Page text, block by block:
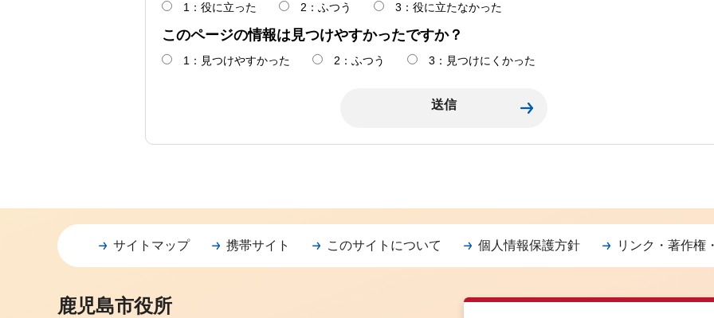
1：役に立った 2：ふつう 3：役に立たなかった
このページの情報は見つけやすかったですか？
1：見つけやすかった 2：ふつう 3：見つけにくかった
サイトマップ 携帯サイト このサイトについて 個人情報保護方針 リンク・著作権
鹿児島市役所